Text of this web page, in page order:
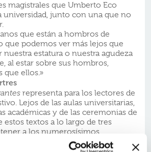
magistrales que Umberto Eco
universidad, junto con una que no
que están a hombros de
que podemos ver más lejos que
estatura o nuestra agudeza
al estar sobre sus hombros,
que ellos.»
representa para los lectores de
Lejos de las aulas universitarias,
académicas y de las ceremonias de
estos textos a lo largo de tres
a los numerosísimos
Milanesiana, el festival creado y